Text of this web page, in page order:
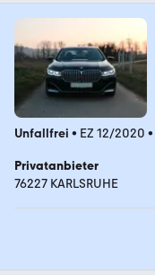
Unfallfrei • EZ 12/2020 •
Privatanbieter
76227 KARLSRUHE